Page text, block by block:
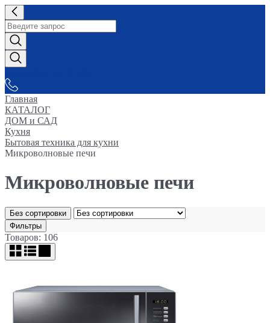
Главная
КАТАЛОГ
ДОМ и САД
Кухня
Бытовая техника для кухни
Микроволновые печи
Микроволновые печи
Без сортировки
Фильтры
Товаров: 106